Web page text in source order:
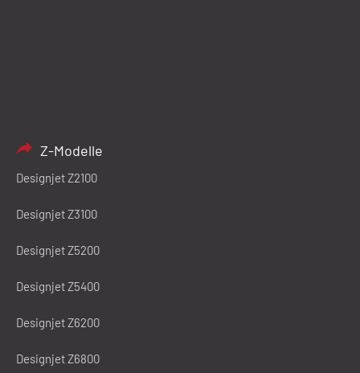
Z-Modelle
Designjet Z2100
Designjet Z3100
Designjet Z5200
Designjet Z5400
Designjet Z6200
Designjet Z6800